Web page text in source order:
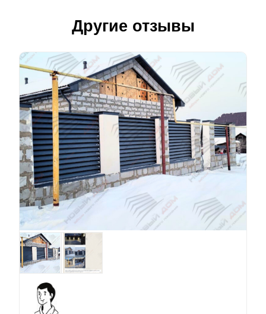
Другие отзывы